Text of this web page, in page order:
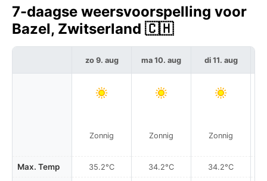
7-daagse weersvoorspelling voor
Bazel, Zwitserland 🇨🇭
Max. Temp
zo 9. aug
Zonnig
35.2°C
ma 10. aug
Zonnig
34.2°C
di 11. aug
Zonnig
34.2°C